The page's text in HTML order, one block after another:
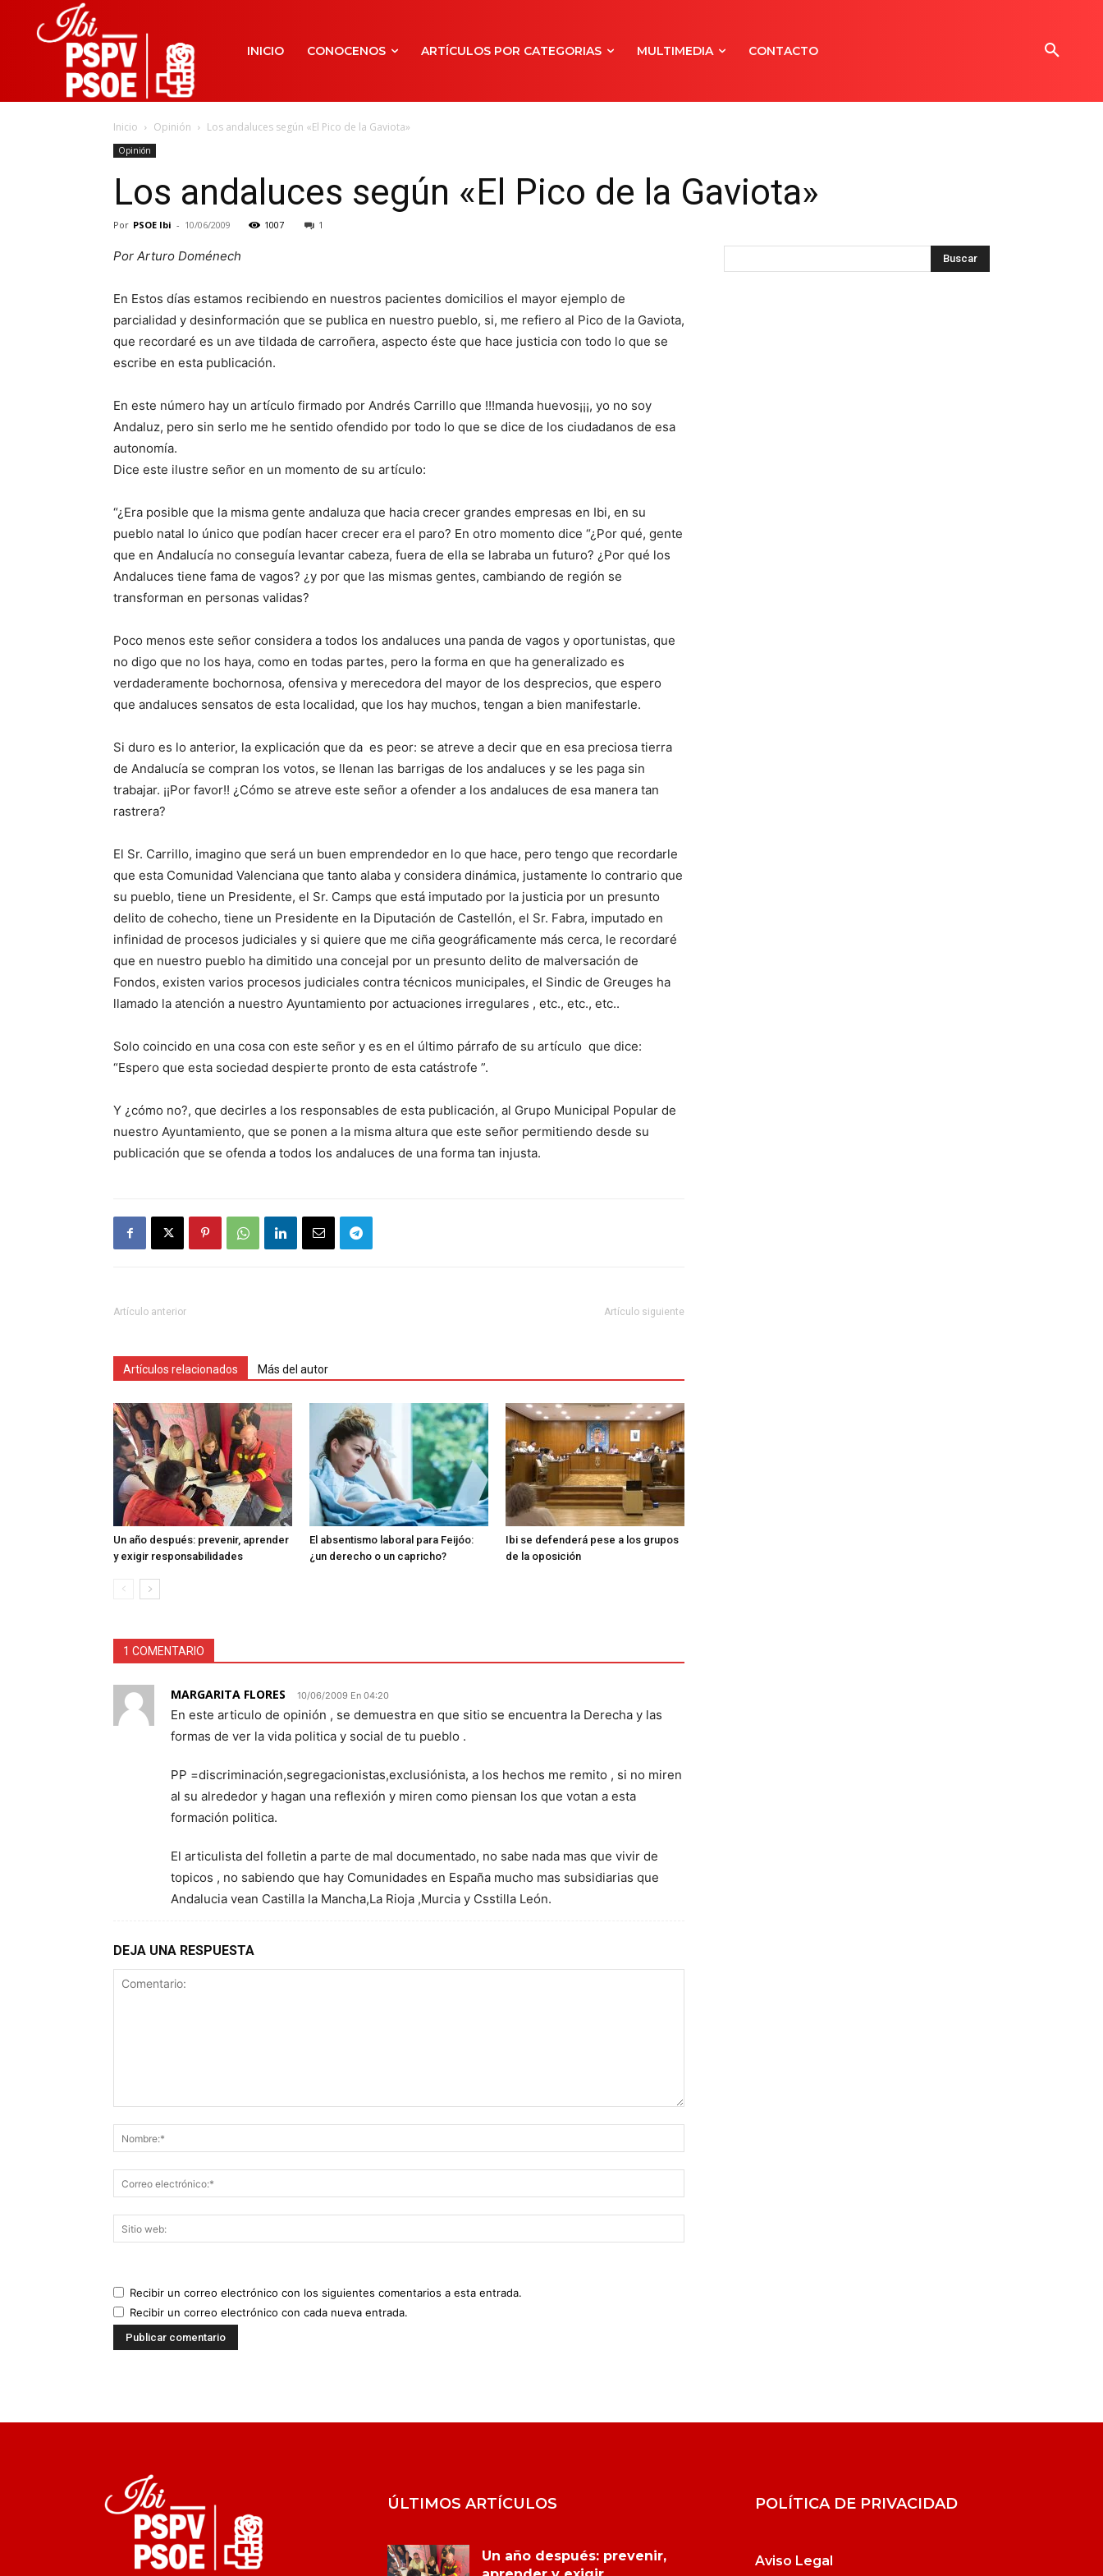
INICIO CONOCENOS ARTÍCULOS POR CATEGORIAS MULTIMEDIA CONTACTO
Inicio Opinión Los andaluces según «El Pico de la Gaviota»
Opinión
Los andaluces según «El Pico de la Gaviota»
Por PSOE Ibi - 10/06/2009 1007 1
Por Arturo Doménech
En Estos días estamos recibiendo en nuestros pacientes domicilios el mayor ejemplo de
parcialidad y desinformación que se publica en nuestro pueblo, si, me refiero al Pico de la Gaviota,
que recordaré es un ave tildada de carroñera, aspecto éste que hace justicia con todo lo que se
escribe en esta publicación.
En este número hay un artículo firmado por Andrés Carrillo que !!!manda huevos¡¡¡, yo no soy
Andaluz, pero sin serlo me he sentido ofendido por todo lo que se dice de los ciudadanos de esa
autonomía.
Dice este ilustre señor en un momento de su artículo:
“¿Era posible que la misma gente andaluza que hacia crecer grandes empresas en Ibi, en su
pueblo natal lo único que podían hacer crecer era el paro? En otro momento dice “¿Por qué, gente
que en Andalucía no conseguía levantar cabeza, fuera de ella se labraba un futuro? ¿Por qué los
Andaluces tiene fama de vagos? ¿y por que las mismas gentes, cambiando de región se
transforman en personas validas?
Poco menos este señor considera a todos los andaluces una panda de vagos y oportunistas, que
no digo que no los haya, como en todas partes, pero la forma en que ha generalizado es
verdaderamente bochornosa, ofensiva y merecedora del mayor de los desprecios, que espero
que andaluces sensatos de esta localidad, que los hay muchos, tengan a bien manifestarle.
Si duro es lo anterior, la explicación que da es peor: se atreve a decir que en esa preciosa tierra
de Andalucía se compran los votos, se llenan las barrigas de los andaluces y se les paga sin
trabajar. ¡¡Por favor!! ¿Cómo se atreve este señor a ofender a los andaluces de esa manera tan
rastrera?
El Sr. Carrillo, imagino que será un buen emprendedor en lo que hace, pero tengo que recordarle
que esta Comunidad Valenciana que tanto alaba y considera dinámica, justamente lo contrario que
su pueblo, tiene un Presidente, el Sr. Camps que está imputado por la justicia por un presunto
delito de cohecho, tiene un Presidente en la Diputación de Castellón, el Sr. Fabra, imputado en
infinidad de procesos judiciales y si quiere que me ciña geográficamente más cerca, le recordaré
que en nuestro pueblo ha dimitido una concejal por un presunto delito de malversación de
Fondos, existen varios procesos judiciales contra técnicos municipales, el Sindic de Greuges ha
llamado la atención a nuestro Ayuntamiento por actuaciones irregulares , etc., etc., etc..
Solo coincido en una cosa con este señor y es en el último párrafo de su artículo que dice:
“Espero que esta sociedad despierte pronto de esta catástrofe ”.
Y ¿cómo no?, que decirles a los responsables de esta publicación, al Grupo Municipal Popular de
nuestro Ayuntamiento, que se ponen a la misma altura que este señor permitiendo desde su
publicación que se ofenda a todos los andaluces de una forma tan injusta.
Artículo anterior Artículo siguiente
Artículos relacionados Más del autor
Un año después: prevenir, aprender
y exigir responsabilidades
El absentismo laboral para Feijóo:
¿un derecho o un capricho?
Ibi se defenderá pese a los grupos
de la oposición
1 COMENTARIO
MARGARITA FLORES 10/06/2009 En 04:20
En este articulo de opinión , se demuestra en que sitio se encuentra la Derecha y las
formas de ver la vida politica y social de tu pueblo .
PP =discriminación,segregacionistas,exclusiónista, a los hechos me remito , si no miren
al su alrededor y hagan una reflexión y miren como piensan los que votan a esta
formación politica.
El articulista del folletin a parte de mal documentado, no sabe nada mas que vivir de
topicos , no sabiendo que hay Comunidades en España mucho mas subsidiarias que
Andalucia vean Castilla la Mancha,La Rioja ,Murcia y Csstilla León.
DEJA UNA RESPUESTA
Recibir un correo electrónico con los siguientes comentarios a esta entrada.
Recibir un correo electrónico con cada nueva entrada.
ÚLTIMOS ARTÍCULOS
Un año después: prevenir,
POLÍTICA DE PRIVACIDAD
Aviso Legal